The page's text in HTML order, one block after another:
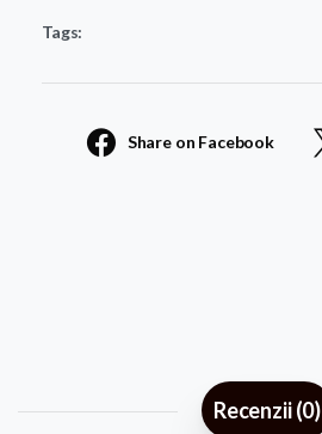
Gri
Tags:
Share on Facebook
Recenzii (0)